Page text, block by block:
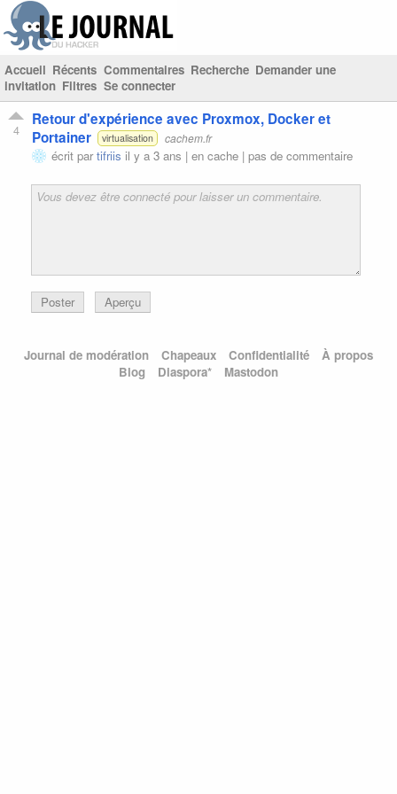
Accueil Récents Commentaires Recherche Demander une
invitation Filtres Se connecter
4
Retour d'expérience avec Proxmox, Docker et
Portainer
virtualisation cachem.fr
écrit partifriis il y a 3 ans | en cache | pas de commentaire
Poster Aperçu
Journal de modération Chapeaux Confidentialité
À propos
Blog
Diaspora* Mastodon